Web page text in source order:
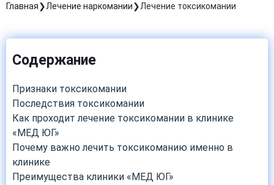
Главная Лечение наркомании Лечение токсикомании
Содержание
Признаки токсикомании
Последствия токсикомании
Как проходит лечение токсикомании в клинике
«МЕД ЮГ»
Почему важно лечить токсикоманию именно в
клинике
Преимущества клиники «МЕД ЮГ»